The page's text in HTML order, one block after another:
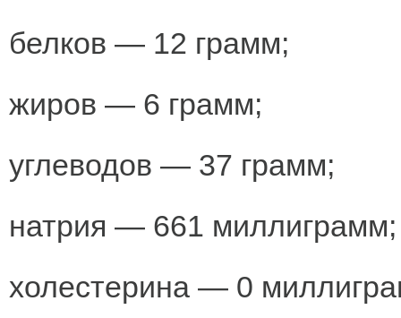
белков — 12 грамм;
жиров — 6 грамм;
углеводов — 37 грамм;
натрия — 661 миллиграмм;
холестерина — 0